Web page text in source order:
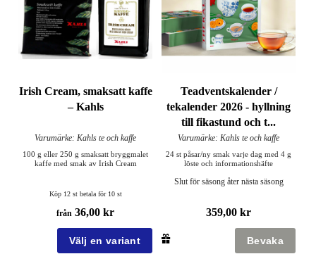
Irish Cream, smaksatt kaffe
– Kahls
Varumärke: Kahls te och kaffe
100 g eller 250 g smaksatt bryggmalet
kaffe med smak av Irish Cream
Köp 12 st betala för 10 st
från 36,00 kr
Teadventskalender /
tekalender 2026 - hyllning
till fikastund och t...
Varumärke: Kahls te och kaffe
24 st påsar/ny smak varje dag med 4 g
löste och informationshäfte
Slut för säsong åter nästa säsong
359,00 kr